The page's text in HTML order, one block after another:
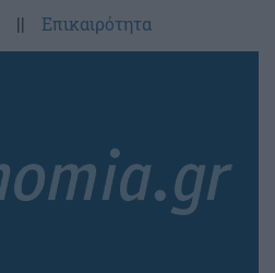
|| Επικαιρότητα